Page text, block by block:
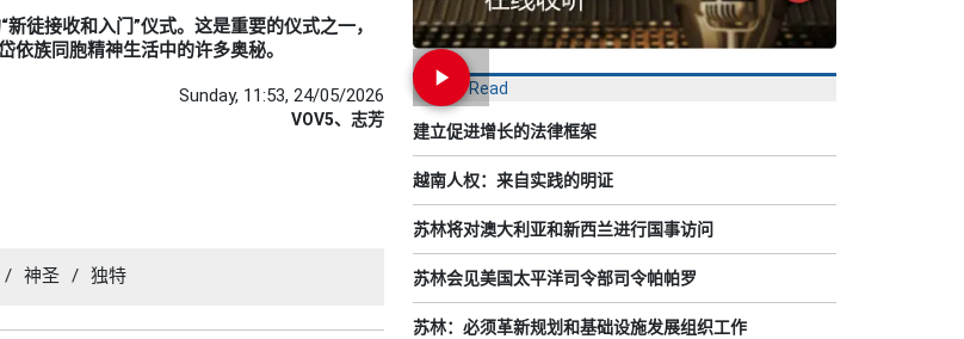
徒接收和入门”仪式。这是重要的仪式之一，
族同胞精神生活中的许多奥秘。
Sunday, 11:53, 24/05/2026
VOV5、志芳
/ 神圣 / 独特
Most Read
建立促进增长的法律框架
越南人权：来自实践的明证
苏林将对澳大利亚和新西兰进行国事访问
苏林会见美国太平洋司令部司令帕帕罗
苏林：必须革新规划和基础设施发展组织工作